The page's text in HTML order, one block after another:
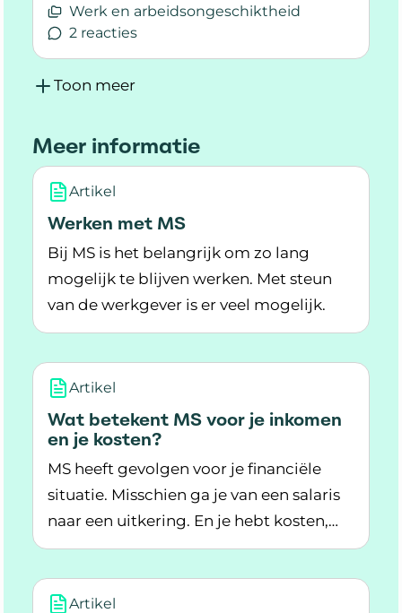
Werk en arbeidsongeschiktheid
2 reacties
Lees meer over "Leefkracht en Loopbaan: MS
Toon meer
Meer informatie
Artikel
Werken met MS
Bij MS is het belangrijk om zo lang
mogelijk te blijven werken. Met steun
van de werkgever is er veel mogelijk.
Lees meer over Werken met MS
Artikel
Wat betekent MS voor je inkomen
en je kosten?
MS heeft gevolgen voor je financiële
situatie. Misschien ga je van een salaris
naar een uitkering. En je hebt kosten,
denk maar aan je medische
Lees meer over Wat betekent MS voor je
Artikel